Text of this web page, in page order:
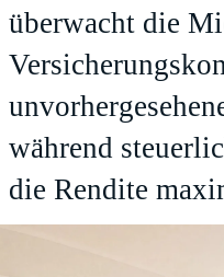
überwacht die
während
die Rendite